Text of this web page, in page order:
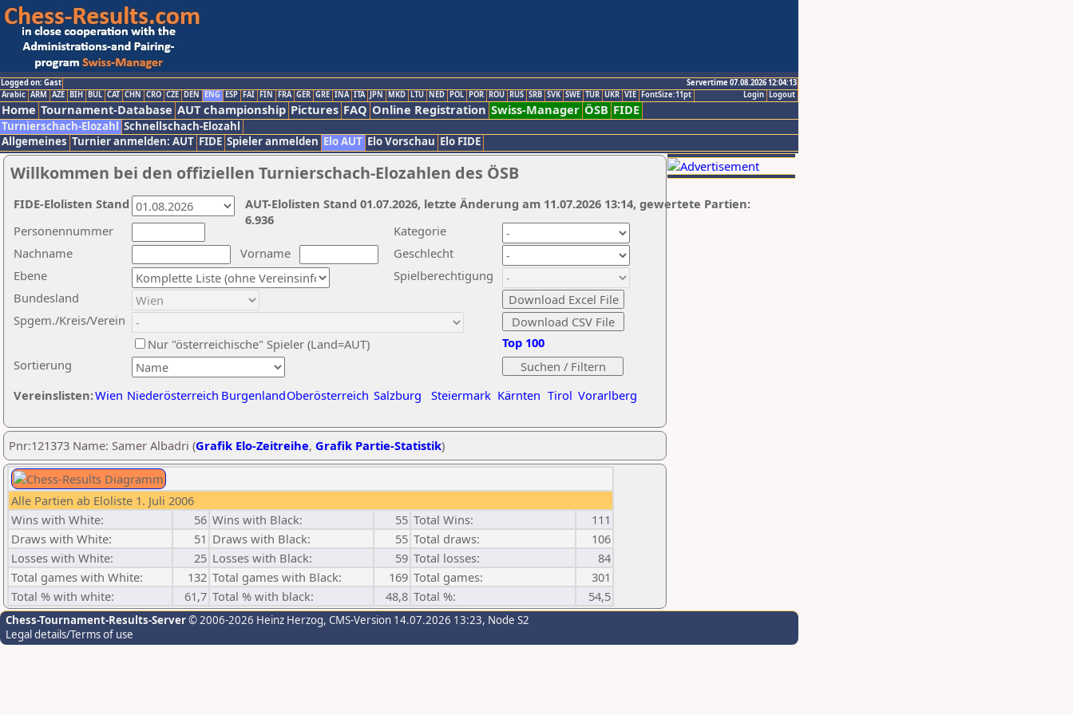
Logged on: Gast
Servertime 07.08.2026 12:04:13
Logout
Login
Arabic ARM AZE BIH BUL CAT CHN CRO CZE DEN ENG ESP FAI FIN FRA GER GRE INA ITA JPN MKD LTU NED POL POR ROU RUS SRB SVK SWE TUR UKR VIE FontSize:11pt
Home Tournament-Database AUT championship Pictures FAQ Online Registration Swiss-Manager ÖSB FIDE
Turnierschach-Elozahl Schnellschach-Elozahl
Allgemeines Turnier anmelden: AUT FIDE Spieler anmelden Elo AUT Elo Vorschau Elo FIDE
Willkommen bei den offiziellen Turnierschach-Elozahlen des ÖSB
Nachname
Vorname
Ebene
Kategorie
Sortierung
Personennummer
Bundesland
Spgem./Kreis/Verein
Geschlecht
Nur "österreichische" Spieler (Land=AUT)
Spielberechtigung
Vereinslisten:Wien Niederösterreich BurgenlandOberösterreich Salzburg Steiermark Kärnten Tirol Vorarlberg
Top 100
AUT-Elolisten Stand 01.07.2026, letzte Änderung am 11.07.2026 13:14, gewertete Partien:
6.936
FIDE-Elolisten Stand
Pnr:121373 Name: Samer Albadri (Grafik Elo-Zeitreihe, Grafik Partie-Statistik)
Alle Partien ab Eloliste 1. Juli 2006
Wins with White:
56 Wins with Black: 55 Total Wins:
111
Draws with White:
51 Draws with Black: 55 Total draws:
106
Losses with White:
25 Losses with Black: 59 Total losses:
84
Total games with White:
132 Total games with Black: 169 Total games:
301
Total % with white:
61,7 Total % with black: 48,8 Total %: 54,5
Chess-Tournament-Results-Server© 2006-2026 Heinz Herzog, CMS-Version 14.07.2026 13:23, Node S2
Legal details/Terms of use